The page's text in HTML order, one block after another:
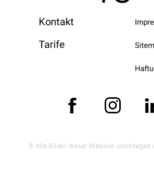
Kontakt
Tarife
© Alle Bilder dieser Website unterliegen